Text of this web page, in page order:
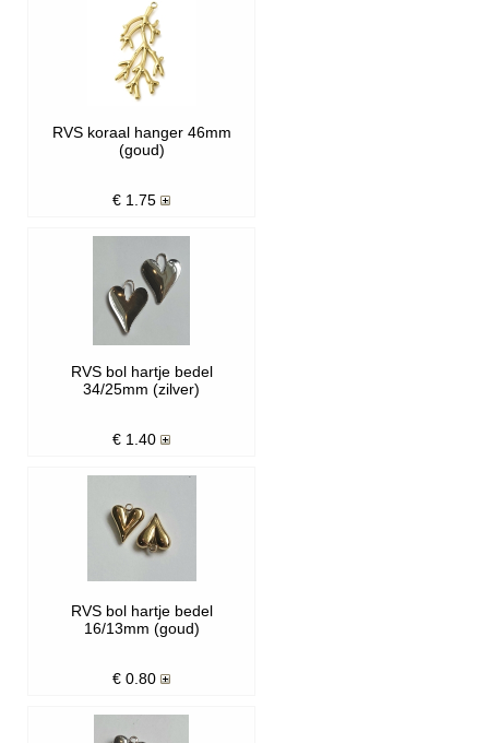
RVS koraal hanger 46mm
(goud)
€ 1.75
RVS bol hartje bedel
34/25mm (zilver)
€ 1.40
RVS bol hartje bedel
16/13mm (goud)
€ 0.80